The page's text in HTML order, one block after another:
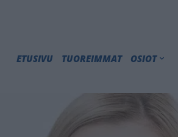
ETUSIVU TUOREIMMAT OSIOT